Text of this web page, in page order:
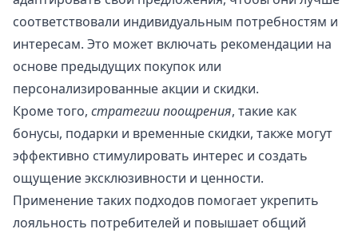
соответствовали индивидуальным потребностям и
интересам. Это может включать рекомендации на
основе предыдущих покупок или
персонализированные акции и скидки.
Кроме того, стратегии поощрения, такие как
бонусы, подарки и временные скидки, также могут
эффективно стимулировать интерес и создать
ощущение эксклюзивности и ценности.
Применение таких подходов помогает укрепить
лояльность потребителей и повышает общий